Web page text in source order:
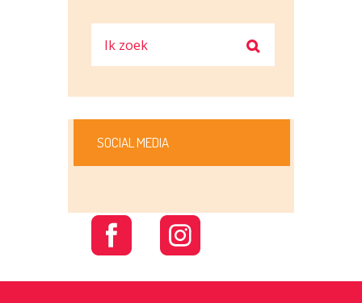
SOCIAL MEDIA